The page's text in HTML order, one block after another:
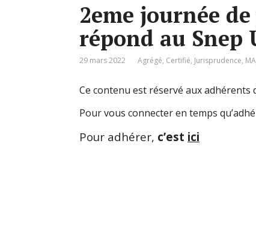
2eme journée
répond au Snep
29 mars 2022 Agrégé, Certifié, Jurisprudence, MA
Ce contenu est réservé aux adhérents
Pour vous connecter en temps
Pour adhérer, c’est ici